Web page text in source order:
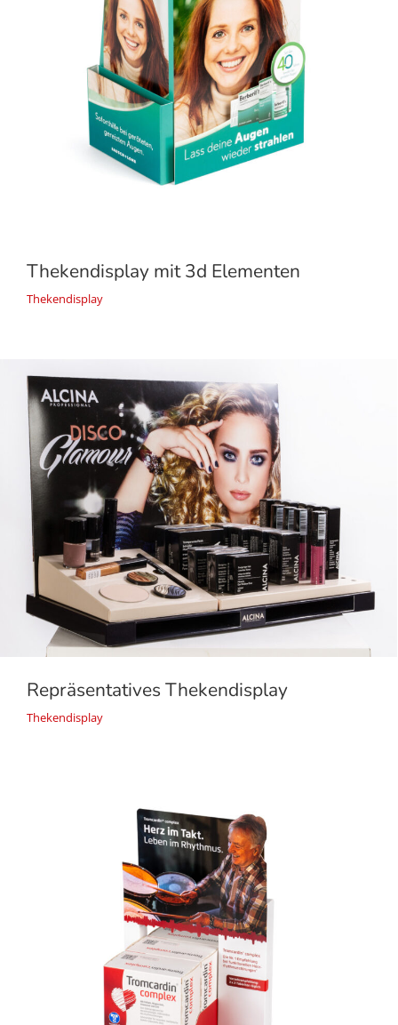
Thekendisplay mit 3d Elementen
Thekendisplay
Repräsentatives Thekendisplay
Thekendisplay